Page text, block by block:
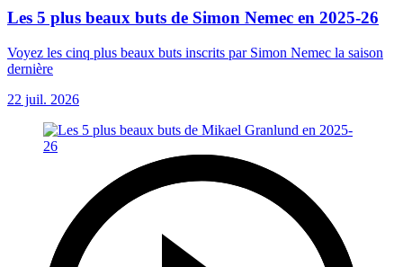
Les 5 plus beaux buts de Simon Nemec en 2025-26
Voyez les cinq plus beaux buts inscrits par Simon Nemec la saison
dernière
22 juil. 2026